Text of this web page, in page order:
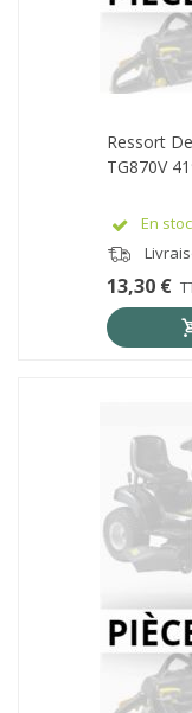
Ressort
TG870V
En
13,30 €